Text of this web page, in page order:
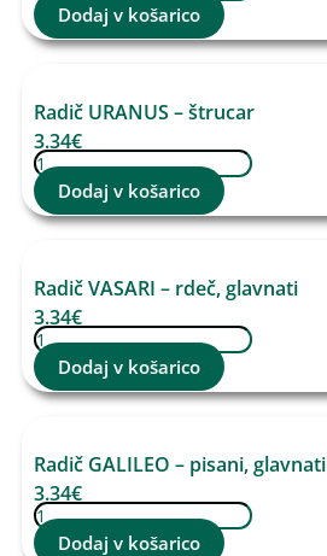
Dodaj v košarico
Radič URANUS – štrucar
3.34€
Dodaj v košarico
Radič VASARI – rdeč, glavnati
3.34€
Dodaj v košarico
Radič GALILEO – pisani, glavnati
3.34€
Dodaj v košarico